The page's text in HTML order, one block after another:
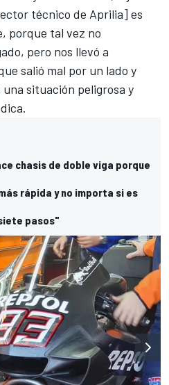
técnico de Aprilia] es
porque tal vez no
pero nos llevó a
salió mal por un lado y
situación peligrosa y
chasis de doble viga porque
rápida y no importa si es
pasos"